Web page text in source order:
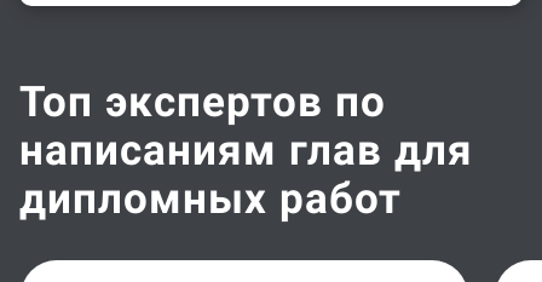
Топ экспертов по
написаниям глав для
дипломных работ